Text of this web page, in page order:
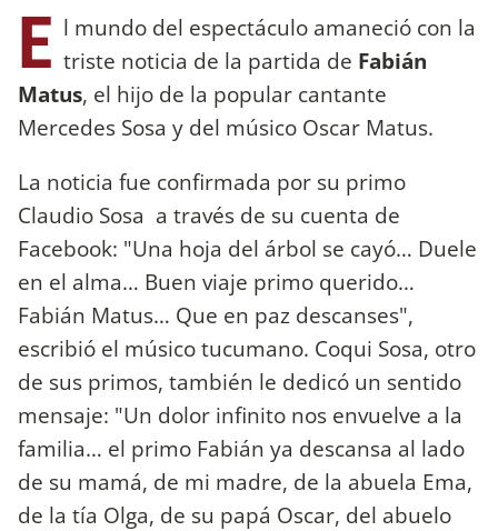
E l mundo del espectáculo amaneció con la
triste noticia de la partida de Fabián
Matus, el hijo de la popular cantante
Mercedes Sosa y del músico Oscar Matus.
La noticia fue confirmada por su primo
Claudio Sosa a través de su cuenta de
Facebook: "Una hoja del árbol se cayó… Duele
en el alma… Buen viaje primo querido…
Fabián Matus… Que en paz descanses",
escribió el músico tucumano. Coqui Sosa, otro
de sus primos, también le dedicó un sentido
mensaje: "Un dolor infinito nos envuelve a la
familia… el primo Fabián ya descansa al lado
de su mamá, de mi madre, de la abuela Ema,
de la tía Olga, de su papá Oscar, del abuelo